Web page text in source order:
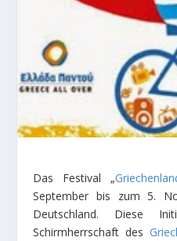
Das Festival „
September bis zum 5.
Deutschland. Diese
Schirmherrschaft des